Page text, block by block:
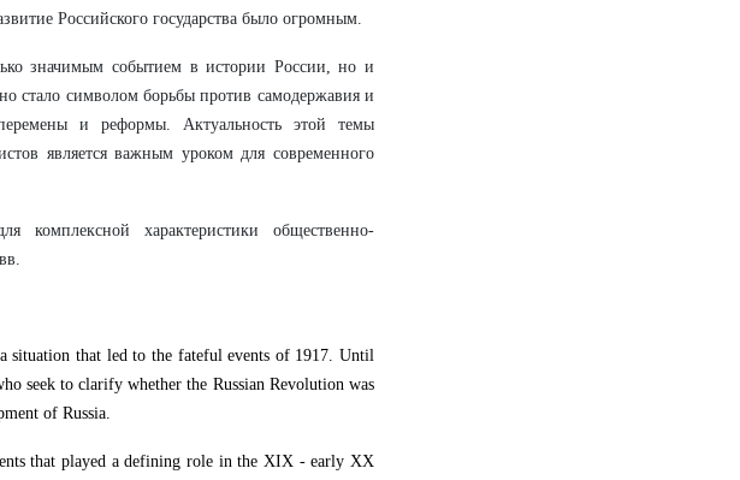
Российского государства было огромным.
значимым событием в истории России, но и
стало символом борьбы против самодержавия и
и реформы. Актуальность этой темы
является важным уроком для современного
комплексной характеристики общественно-
situation that led to the fateful events of 1917. Until
seek to clarify whether the Russian Revolution was
of Russia.
that played a defining role in the XIX - early XX